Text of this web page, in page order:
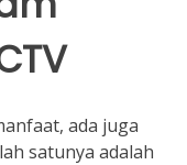
ada juga
satunya adalah